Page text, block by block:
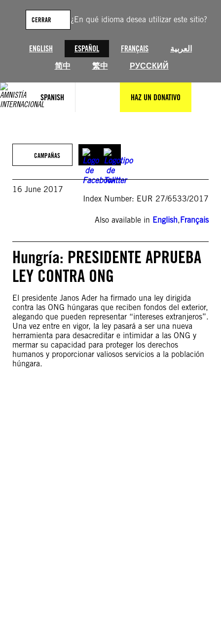
¿En qué idioma desea utilizar este sitio?
ENGLISH ESPAÑOL FRANÇAIS
العربية
简中
繁中 РУССКИЙ
CERRAR
SPANISH HAZ UN DONATIVO
contenido
CAMPAÑAS
16 June 2017
Index Number: EUR 27/6533/2017
Also available in English,Français
Hungría: PRESIDENTE APRUEBA
LEY CONTRA ONG
El presidente Janos Ader ha firmado una ley dirigida
contra las ONG húngaras que reciben fondos del exterior,
alegando que pueden representar “intereses extranjeros”.
Una vez entre en vigor, la ley pasará a ser una nueva
herramienta para desacreditar e intimidar a las ONG y
mermar su capacidad para proteger los derechos
humanos y proporcionar valiosos servicios a la población
húngara.